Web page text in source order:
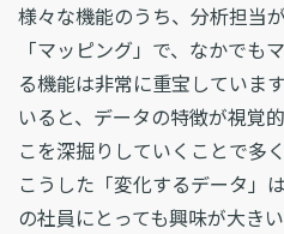
様々な機能のうち、分析担当
「マッピング」で、なかでも
る機能は非常に重宝していま
いると、データの特徴が視覚
こを深掘りしていくことで多
こうした「変化するデータ」
の社員にとっても興味が大きい